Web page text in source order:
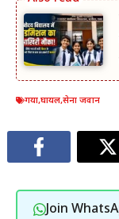
गया,घायल,सेना जवान
Join